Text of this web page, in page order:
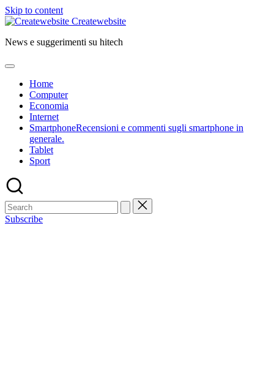
Skip to content
Createwebsite
News e suggerimenti su hitech
Home
Computer
Economia
Internet
SmartphoneRecensioni e commenti sugli smartphone in
generale.
Tablet
Sport
Subscribe